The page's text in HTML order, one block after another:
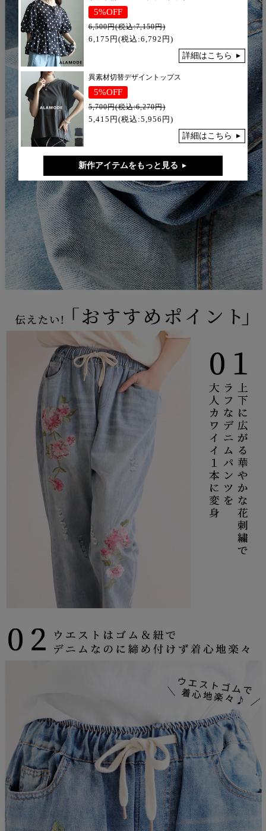
5%OFF
6,500円(税込:7,150円)
6,175円(税込:6,792円)
詳細はこちら
異素材切替デザイントップス
5%OFF
5,700円(税込:6,270円)
5,415円(税込:5,956円)
詳細はこちら
新作アイテムをもっと見る